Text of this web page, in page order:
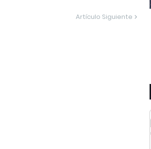
Artículo Siguiente